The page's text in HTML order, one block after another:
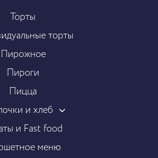
Торты
торты
Пирожное
Пироги
Пицца
и хлеб
и Fast food
меню